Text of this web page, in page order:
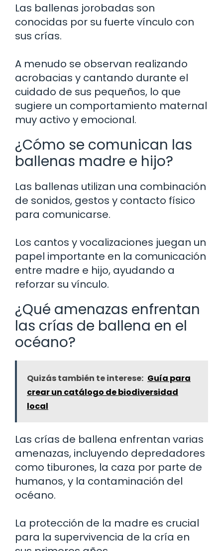
Las ballenas jorobadas son
conocidas por su fuerte vínculo con
sus crías.
A menudo se observan realizando
acrobacias y cantando durante el
cuidado de sus pequeños, lo que
sugiere un comportamiento maternal
muy activo y emocional.
¿Cómo se comunican las
ballenas madre e hijo?
Las ballenas utilizan una combinación
de sonidos, gestos y contacto físico
para comunicarse.
Los cantos y vocalizaciones juegan un
papel importante en la comunicación
entre madre e hijo, ayudando a
reforzar su vínculo.
¿Qué amenazas enfrentan
las crías de ballena en el
océano?
Quizás también te interese: Guía para
crear un catálogo de biodiversidad
local
Las crías de ballena enfrentan varias
amenazas, incluyendo depredadores
como tiburones, la caza por parte de
humanos, y la contaminación del
océano.
La protección de la madre es crucial
para la supervivencia de la cría en